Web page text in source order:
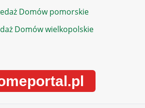
Domów pomorskie
Domów wielkopolskie